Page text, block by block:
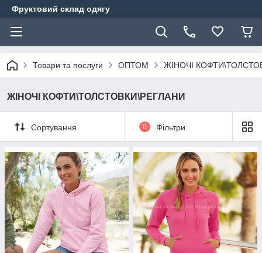
Фруктовий склад одягу
Товари та послуги ОПТОМ ЖІНОЧІ
ЖІНОЧІ КОФТИ\ТОЛСТОВКИ\РЕГЛАНИ
Сортування 0 Фільтри